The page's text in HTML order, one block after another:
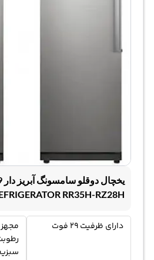
RR35H-RZ28H
دارای ظرفیت 29 فوت